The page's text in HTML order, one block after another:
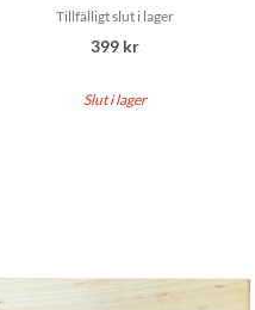
Tillfälligt slut i lager
399 kr
Slut i lager